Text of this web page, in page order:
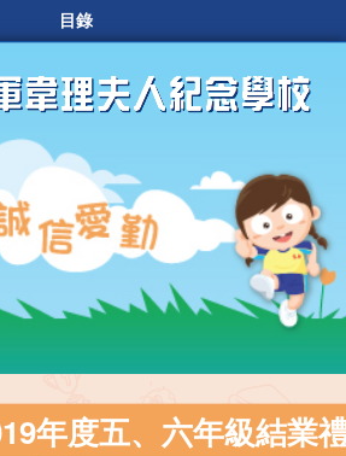
目錄
年度五、六年級結業